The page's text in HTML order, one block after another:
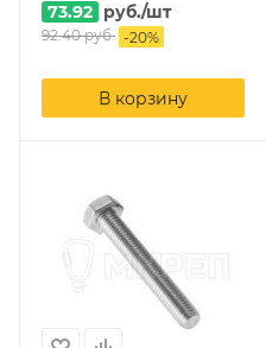
73.92 руб./шт
92.40руб. -20%
В корзину